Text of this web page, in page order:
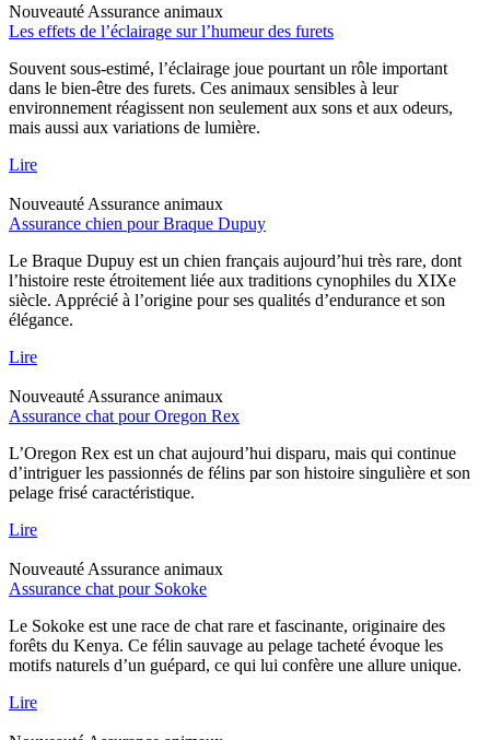
Nouveauté Assurance animaux
Les effets de l’éclairage sur l’humeur des furets
Souvent sous-estimé, l’éclairage joue pourtant un rôle important
dans le bien-être des furets. Ces animaux sensibles à leur
environnement réagissent non seulement aux sons et aux odeurs,
mais aussi aux variations de lumière.
Lire
Nouveauté Assurance animaux
Assurance chien pour Braque Dupuy
Le Braque Dupuy est un chien français aujourd’hui très rare, dont
l’histoire reste étroitement liée aux traditions cynophiles du XIXe
siècle. Apprécié à l’origine pour ses qualités d’endurance et son
élégance.
Lire
Nouveauté Assurance animaux
Assurance chat pour Oregon Rex
L’Oregon Rex est un chat aujourd’hui disparu, mais qui continue
d’intriguer les passionnés de félins par son histoire singulière et son
pelage frisé caractéristique.
Lire
Nouveauté Assurance animaux
Assurance chat pour Sokoke
Le Sokoke est une race de chat rare et fascinante, originaire des
forêts du Kenya. Ce félin sauvage au pelage tacheté évoque les
motifs naturels d’un guépard, ce qui lui confère une allure unique.
Lire